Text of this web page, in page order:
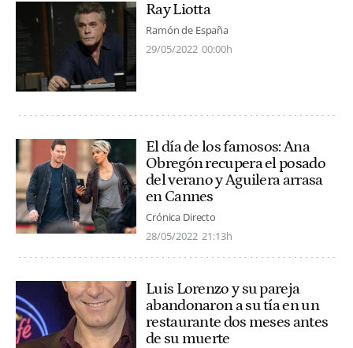
Ray Liotta
Ramón de España
29/05/2022 00:00h
El día de los famosos: Ana
Obregón recupera el posado
del verano y Aguilera arrasa
en Cannes
Crónica Directo
28/05/2022 21:13h
Luis Lorenzo y su pareja
abandonaron a su tía en un
restaurante dos meses antes
de su muerte